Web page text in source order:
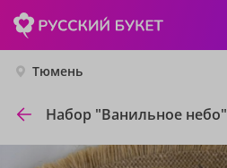
Тюмень
Набор "Ванильное небо"